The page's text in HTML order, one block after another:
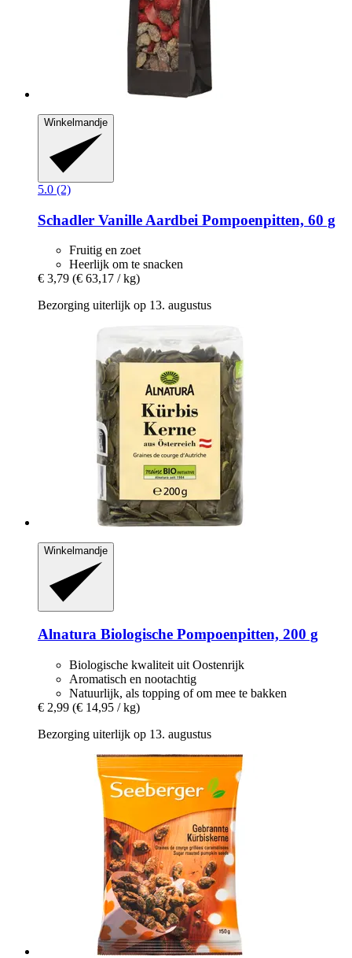
Winkelmandje
5.0 (2)
Schadler Vanille Aardbei Pompoenpitten, 60 g
Fruitig en zoet
Heerlijk om te snacken
€ 3,79 (€ 63,17 / kg)
Bezorging uiterlijk op 13. augustus
Winkelmandje
Alnatura Biologische Pompoenpitten, 200 g
Biologische kwaliteit uit Oostenrijk
Aromatisch en nootachtig
Natuurlijk, als topping of om mee te bakken
€ 2,99 (€ 14,95 / kg)
Bezorging uiterlijk op 13. augustus